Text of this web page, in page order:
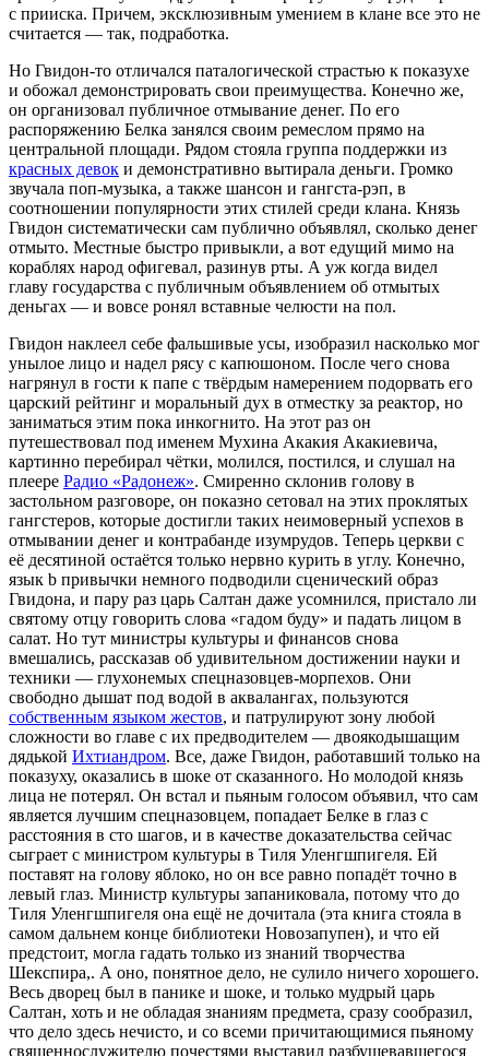
с прииска. Причем, эксклюзивным умением в клане все это не
считается — так, подработка.
Но Гвидон-то отличался паталогической страстью к показухе
и обожал демонстрировать свои преимущества. Конечно же,
он организовал публичное отмывание денег. По его
распоряжению Белка занялся своим ремеслом прямо на
центральной площади. Рядом стояла группа поддержки из
красных девок и демонстративно вытирала деньги. Громко
звучала поп-музыка, а также шансон и гангста-рэп, в
соотношении популярности этих стилей среди клана. Князь
Гвидон систематически сам публично объявлял, сколько денег
отмыто. Местные быстро привыкли, а вот едущий мимо на
кораблях народ офигевал, разинув рты. А уж когда видел
главу государства с публичным объявлением об отмытых
деньгах — и вовсе ронял вставные челюсти на пол.
Гвидон наклеел себе фальшивые усы, изобразил насколько мог
унылое лицо и надел рясу с капюшоном. После чего снова
нагрянул в гости к папе с твёрдым намерением подорвать его
царский рейтинг и моральный дух в отместку за реактор, но
заниматься этим пока инкогнито. На этот раз он
путешествовал под именем Мухина Акакия Акакиевича,
картинно перебирал чётки, молился, постился, и слушал на
плеере Радио «Радонеж». Смиренно склонив голову в
застольном разговоре, он показно сетовал на этих проклятых
гангстеров, которые достигли таких неимоверный успехов в
отмывании денег и контрабанде изумрудов. Теперь церкви с
её десятиной остаётся только нервно курить в углу. Конечно,
язык b привычки немного подводили сценический образ
Гвидона, и пару раз царь Салтан даже усомнился, пристало ли
святому отцу говорить слова «гадом буду» и падать лицом в
салат. Но тут министры культуры и финансов снова
вмешались, рассказав об удивительном достижении науки и
техники — глухонемых спецназовцев-морпехов. Они
свободно дышат под водой в аквалангах, пользуются
собственным языком жестов, и патрулируют зону любой
сложности во главе с их предводителем — двоякодышащим
дядькой Ихтиандром. Все, даже Гвидон, работавший только на
показуху, оказались в шоке от сказанного. Но молодой князь
лица не потерял. Он встал и пьяным голосом объявил, что сам
является лучшим спецназовцем, попадает Белке в глаз с
расстояния в сто шагов, и в качестве доказательства сейчас
сыграет с министром культуры в Тиля Уленгшпигеля. Ей
поставят на голову яблоко, но он все равно попадёт точно в
левый глаз. Министр культуры запаниковала, потому что до
Тиля Уленгшпигеля она ещё не дочитала (эта книга стояла в
самом дальнем конце библиотеки Новозапупен), и что ей
предстоит, могла гадать только из знаний творчества
Шекспира,. А оно, понятное дело, не сулило ничего хорошего.
Весь дворец был в панике и шоке, и только мудрый царь
Салтан, хоть и не обладая знаниям предмета, сразу сообразил,
что дело здесь нечисто, и со всеми причитающимися пьяному
священнослужителю почестями выставил разбушевавшегося